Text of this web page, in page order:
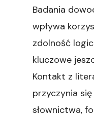
Badania
wpływa
zdolność
kluczowe
Kontakt z
przyczynia
słownictwa,